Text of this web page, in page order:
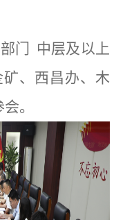
门
中层及以上
、西昌办、木
。